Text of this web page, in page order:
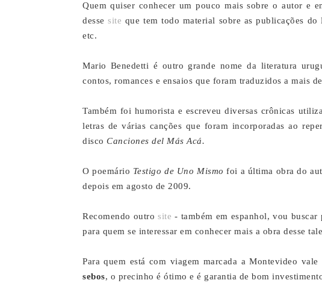
Quem quiser conhecer um pouco mais sobre o autor e
dessesite que tem todo material sobre as publicações
etc.
Mario Benedetti é outro grande nome da literatura
contos, romances e ensaios que foram traduzidos a mais
Também foi humorista e escreveu diversas crônicas
letras de várias canções que foram incorporadas ao
disco Canciones del Más Acá.
O poemário Testigo de Uno Mismo foi a última obra do
depois em agosto de 2009.
Recomendo outro site - também em espanhol, vou
para quem se interessar em conhecer mais a obra desse
Para quem está com viagem marcada a Montevideo
sebos, o precinho é ótimo e é garantia de bom